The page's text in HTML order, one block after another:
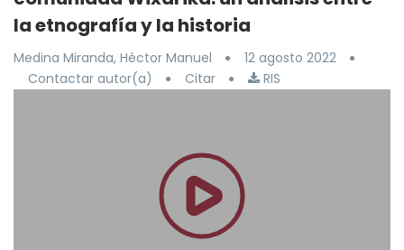
la etnografía y la historia
Medina Miranda, Héctor Manuel
12 agosto 2022
Contactar autor(a)
Citar RIS